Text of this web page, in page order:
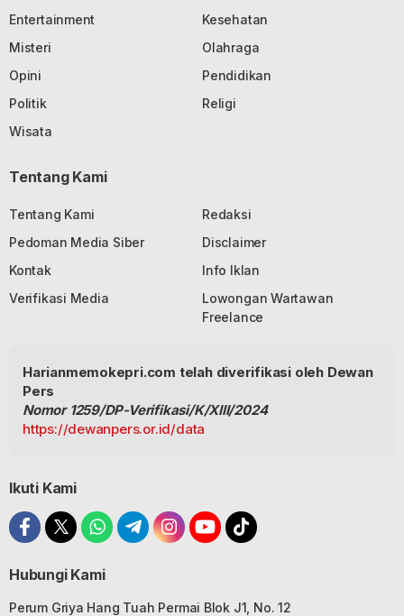
Entertainment
Kesehatan
Misteri
Olahraga
Opini
Pendidikan
Politik
Religi
Wisata
Tentang Kami
Tentang Kami
Redaksi
Pedoman Media Siber
Disclaimer
Kontak
Info Iklan
Verifikasi Media
Lowongan Wartawan
Freelance
Harianmemokepri.com telah diverifikasi oleh Dewan
Pers
Nomor 1259/DP-Verifikasi/K/XIII/2024
https://dewanpers.or.id/data
Ikuti Kami
Hubungi Kami
Perum Griya Hang Tuah Permai Blok J1, No. 12